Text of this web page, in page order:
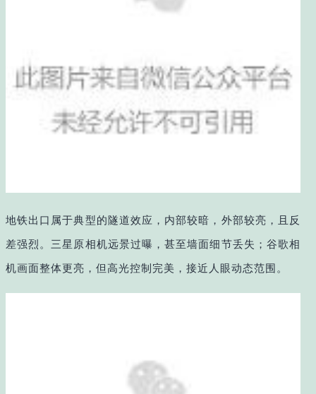
地铁出口属于典型的隧道效应，内部较暗，外部较亮，且反
差强烈。三星原相机远景过曝，甚至墙面细节丢失；谷歌相
机画面整体更亮，但高光控制完美，接近人眼动态范围。